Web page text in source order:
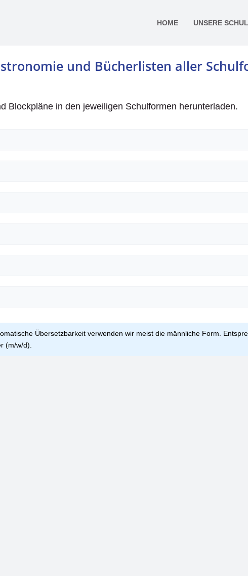
HOME UNSERE
und Bücherlisten aller
Blockpläne in den jeweiligen Schulformen herunterladen.
Übersetzbarkeit verwenden wir meist die männliche Form.
(m/w/d).